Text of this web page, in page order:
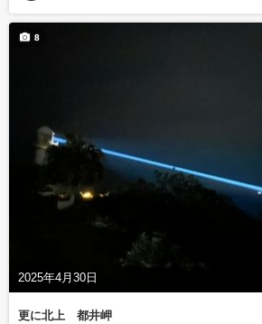
2025年4月30日
8
更に北上 都井岬